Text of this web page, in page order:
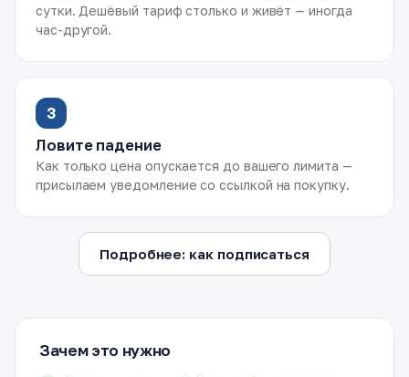
сутки. Дешёвый тариф столько и живёт — иногда
час-другой.
3
Ловите падение
Как только цена опускается до вашего лимита —
присылаем уведомление со ссылкой на покупку.
Подробнее: как подписаться
Зачем это нужно